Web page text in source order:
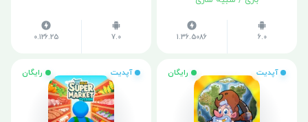
6.0
1.36.5086
7.0
0.126.25
آپدیت رایگان آپدیت رایگان